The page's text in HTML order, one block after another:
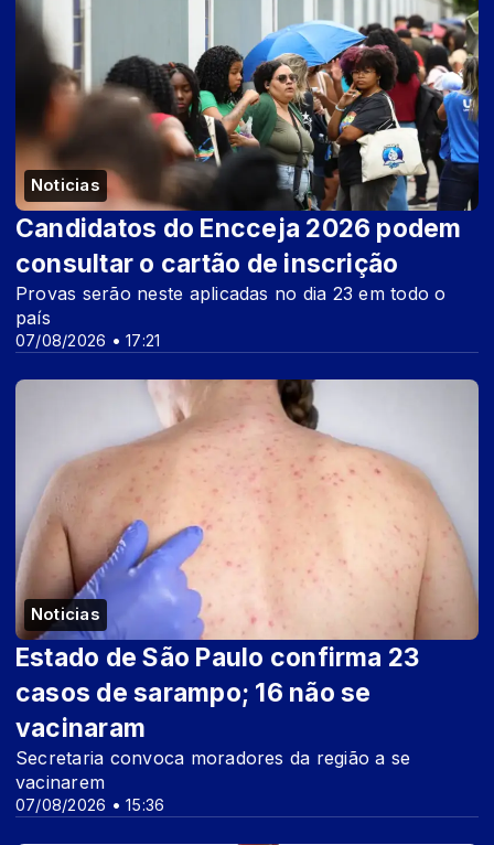
Noticias
07/08/2026 • 17:21
Candidatos do Encceja 2026 podem
consultar o cartão de inscrição
Provas serão neste aplicadas no dia 23 em todo o
país
Noticias
07/08/2026 • 15:36
Estado de São Paulo confirma 23
casos de sarampo; 16 não se
vacinaram
Secretaria convoca moradores da região a se
vacinarem